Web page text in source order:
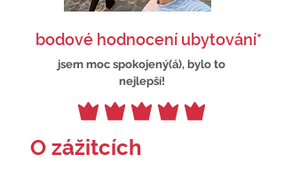
bodové hodnocení ubytování*
jsem moc spokojený(á), bylo to
nejlepší!
O zážitcích